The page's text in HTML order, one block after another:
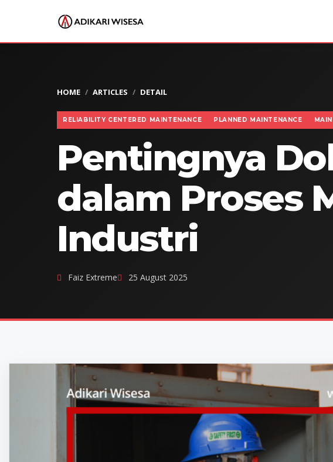
HOME ARTICLES DETAIL
RELIABILITY CENTERED MAINTENANCE PLANNED MAINTENANCE
Pentingnya
dalam Proses
Industri
Faiz Extreme 25 August 2025